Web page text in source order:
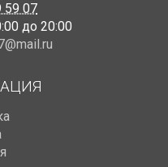
59 07
до 20:00